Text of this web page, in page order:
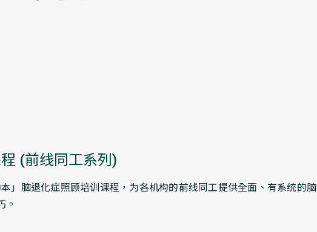
(前线同工系列)
」脑退化症照顾培训课程，为各机构的前线同工提供全面、有系统的脑
。